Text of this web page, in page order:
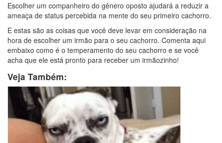
Escolher um companheiro do gênero oposto ajudará a reduzir a
ameaça de status percebida na mente do seu primeiro cachorro.
E estas são as coisas que você deve levar em consideração na
hora de escolher um irmão para o seu cachorro. Comenta aqui
embaixo como é o temperamento do seu cachorro e se você
acha que ele está pronto para receber um irmãozinho!
Veja Também: